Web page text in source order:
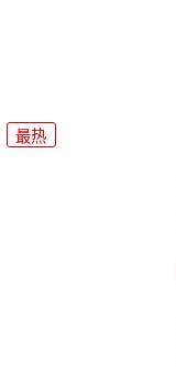
最热